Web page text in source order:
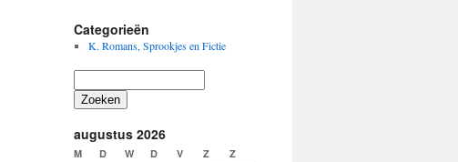
Categorieën
K. Romans, Sprookjes en Fictie
Zoeken
augustus 2026
M D W D V Z Z